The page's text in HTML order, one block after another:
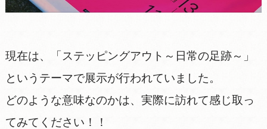
現在は、「ステッピングアウト～日常の足跡～」
というテーマで展示が行われていました。
どのような意味なのかは、実際に訪れて感じ取っ
てみてください！！